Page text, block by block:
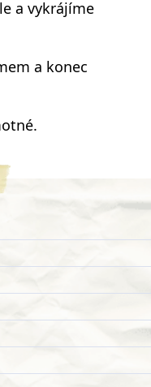
a vykrájíme
a konec